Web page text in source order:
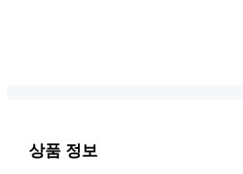
상품 정보